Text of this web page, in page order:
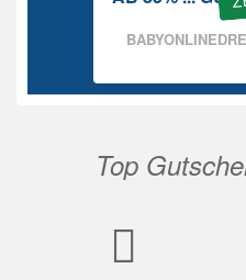
Top